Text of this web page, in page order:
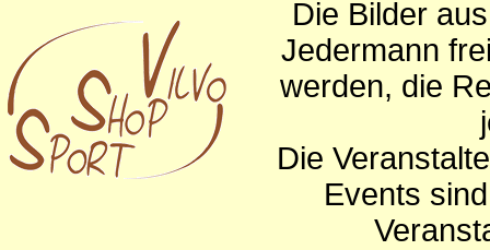
Die Bilder
Jedermann
werden, die
Die
Events